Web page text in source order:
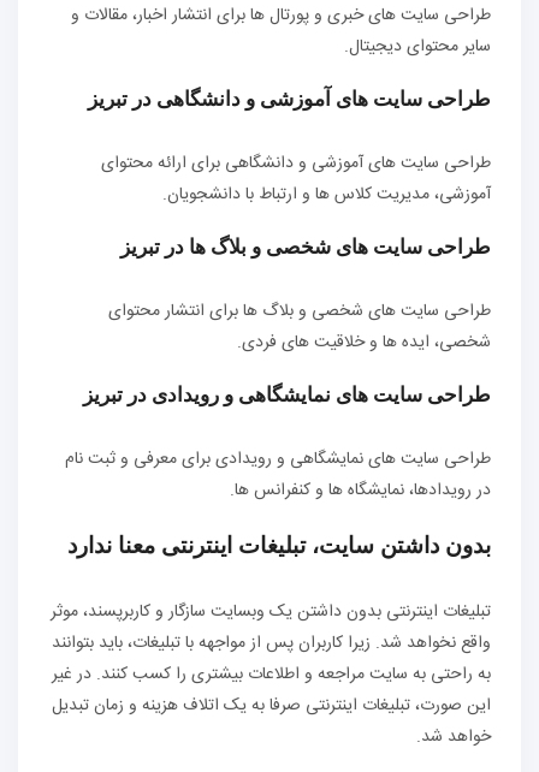
طراحی سایت های خبری و پورتال ها برای انتشار اخبار، مقالات و
سایر محتوای دیجیتال.
طراحی سایت های آموزشی و دانشگاهی در تبریز
طراحی سایت های آموزشی و دانشگاهی برای ارائه محتوای
آموزشی، مدیریت کلاس ها و ارتباط با دانشجویان.
طراحی سایت های شخصی و بلاگ ها در تبریز
طراحی سایت های شخصی و بلاگ ها برای انتشار محتوای
شخصی، ایده ها و خلاقیت های فردی.
طراحی سایت های نمایشگاهی و رویدادی در تبریز
طراحی سایت های نمایشگاهی و رویدادی برای معرفی و ثبت نام
در رویدادها، نمایشگاه ها و کنفرانس ها.
بدون داشتن سایت، تبلیغات اینترنتی معنا ندارد
تبلیغات اینترنتی بدون داشتن یک وبسایت سازگار و کاربرپسند، موثر
واقع نخواهد شد. زیرا کاربران پس از مواجهه با تبلیغات، باید بتوانند
به راحتی به سایت مراجعه و اطلاعات بیشتری را کسب کنند. در غیر
این صورت، تبلیغات اینترنتی صرفا به یک اتلاف هزینه و زمان تبدیل
خواهد شد.